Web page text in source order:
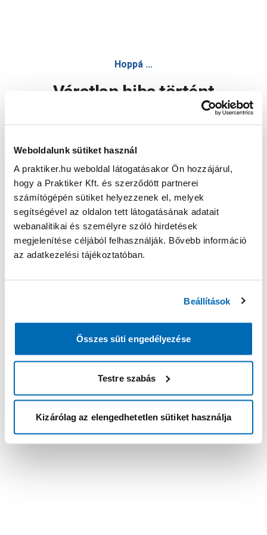
Weboldalunk sütiket használ
A praktiker.hu weboldal látogatásakor Ön hozzájárul,
hogy a Praktiker Kft. és szerződött partnerei
számítógépén sütiket helyezzenek el, melyek
segítségével az oldalon tett látogatásának adatait
webanalitikai és személyre szóló hirdetések
megjelenítése céljából felhasználják. Bővebb információ
az adatkezelési tájékoztatóban.
Beállítások
Összes süti engedélyezése
Testre szabás
Kizárólag az elengedhetetlen sütiket használja
Hoppá ...
Váratlan hiba történt
Oldal újratöltése